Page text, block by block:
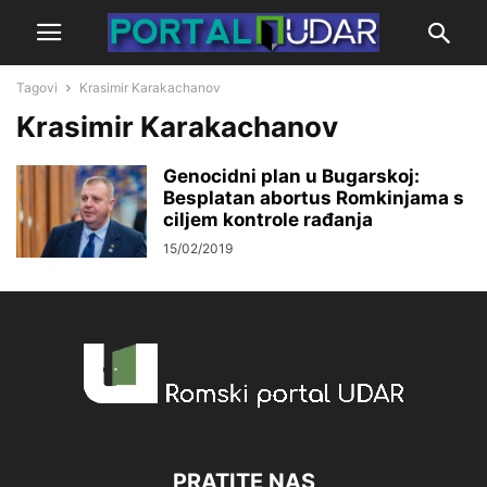
Tagovi Krasimir Karakachanov
Krasimir Karakachanov
Genocidni plan u Bugarskoj:
Besplatan abortus Romkinjama s
ciljem kontrole rađanja
15/02/2019
PRATITE NAS